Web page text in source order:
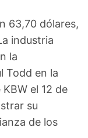
63,70 dólares,
industria
la
Todd en la
el 12 de
su
de los